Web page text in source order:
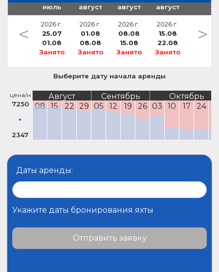
июль
2026 г.
25.07
01.08
Занято
август
2026 г.
01.08
08.08
Занято
август
2026 г.
08.08
15.08
Занято
август
2026 г.
15.08
22.08
Занято
< >
Выберите дату начала аренды
цена/н
7250
2347
Август Сентябрь
Октябрь
08
15 22 29 05 12 19 26 03 10 17 24
Даты аренды:
Укажите даты бронирования яхты
Отправить заявку